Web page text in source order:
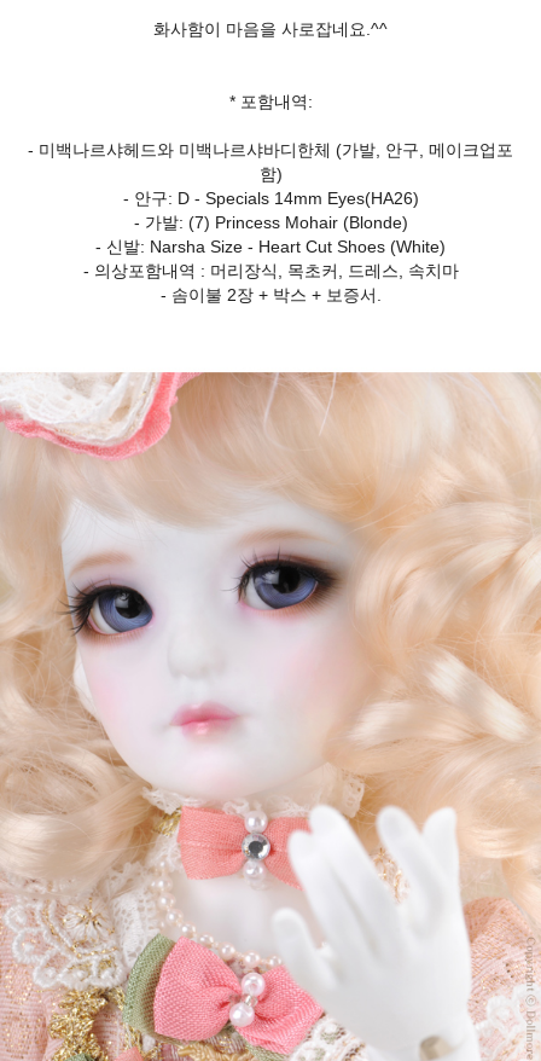
화사함이 마음을 사로잡네요.^^
* 포함내역:
- 미백나르샤헤드와 미백나르샤바디한체 (가발, 안구, 메이크업포
함)
- 안구: D - Specials 14mm Eyes(HA26)
- 가발: (7) Princess Mohair (Blonde)
- 신발: Narsha Size - Heart Cut Shoes (White)
- 의상포함내역 : 머리장식, 목초커, 드레스, 속치마
- 솜이불 2장 + 박스 + 보증서.